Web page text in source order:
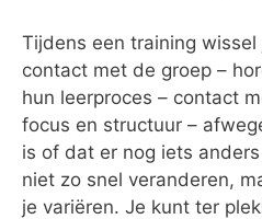
Tijdens een training
contact met de groep –
hun leerproces – contact
focus en structuur –
is of dat er nog iets
niet zo snel veranderen,
je variëren. Je kunt ter